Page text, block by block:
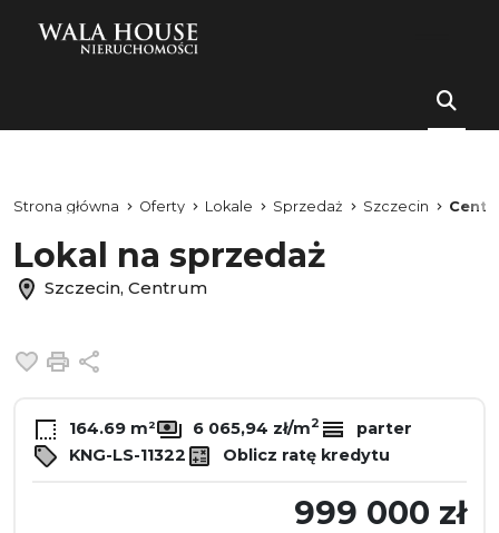
Strona główna Oferty Lokale Sprzedaż Szczecin
Lokal na sprzedaż
Szczecin, Centrum
Dodaj do ulubionych
Drukuj
164.69 m² 6 065,94 zł/m2
parter
KNG-LS-11322
Oblicz ratę kredytu
999 000 zł